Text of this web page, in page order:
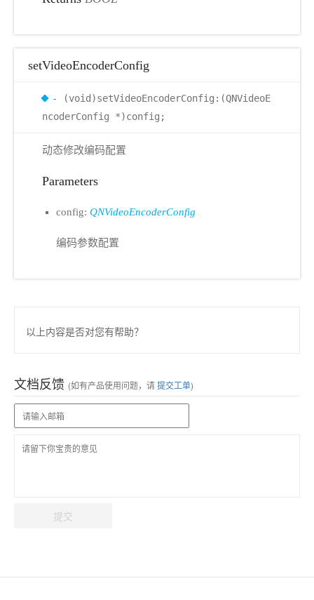
setVideoEncoderConfig
- (void)setVideoEncoderConfig:(QNVideoE
ncoderConfig *)config;
动态修改编码配置
Parameters
config: QNVideoEncoderConfig
编码参数配置
以上内容是否对您有帮助？
文档反馈 (如有产品使用问题，请提交工单)
提交